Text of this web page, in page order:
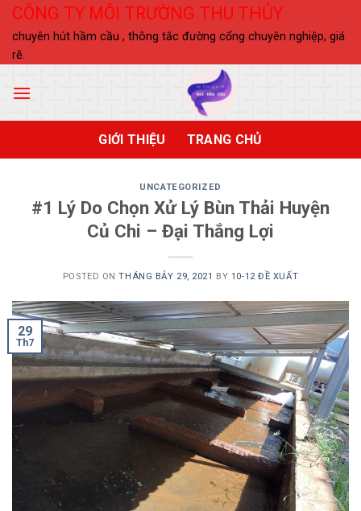
Skip
content
CÔNG TY MÔI TRƯỜNG THU THỦY
chuyên hút hầm cầu , thông tắc đường cống chuyên nghiệp, giá
rẽ.
GIỚI THIỆU TRANG CHỦ
UNCATEGORIZED
#1 Lý Do Chọn Xử Lý Bùn Thải Huyện
Củ Chi – Đại Thắng Lợi
POSTED ONTHÁNG BẢY 29, 2021 BY 10-12 ĐỀ XUẤT
29
Th7